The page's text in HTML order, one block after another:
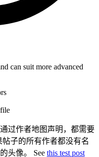
can suit more advanced
过作者地图声明，都需要
子的所有作者都没有名
头像。 See this test post